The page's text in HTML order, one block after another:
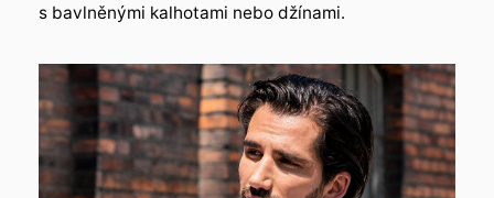
s bavlněnými kalhotami nebo džínami.